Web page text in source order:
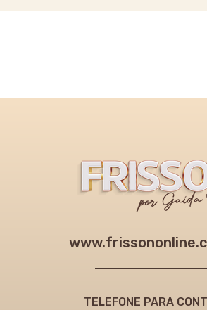
TELEFONE PARA